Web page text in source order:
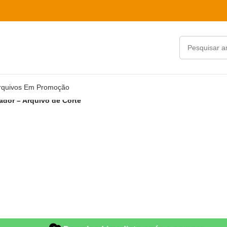
Em Promoção
– Arquivo de Corte